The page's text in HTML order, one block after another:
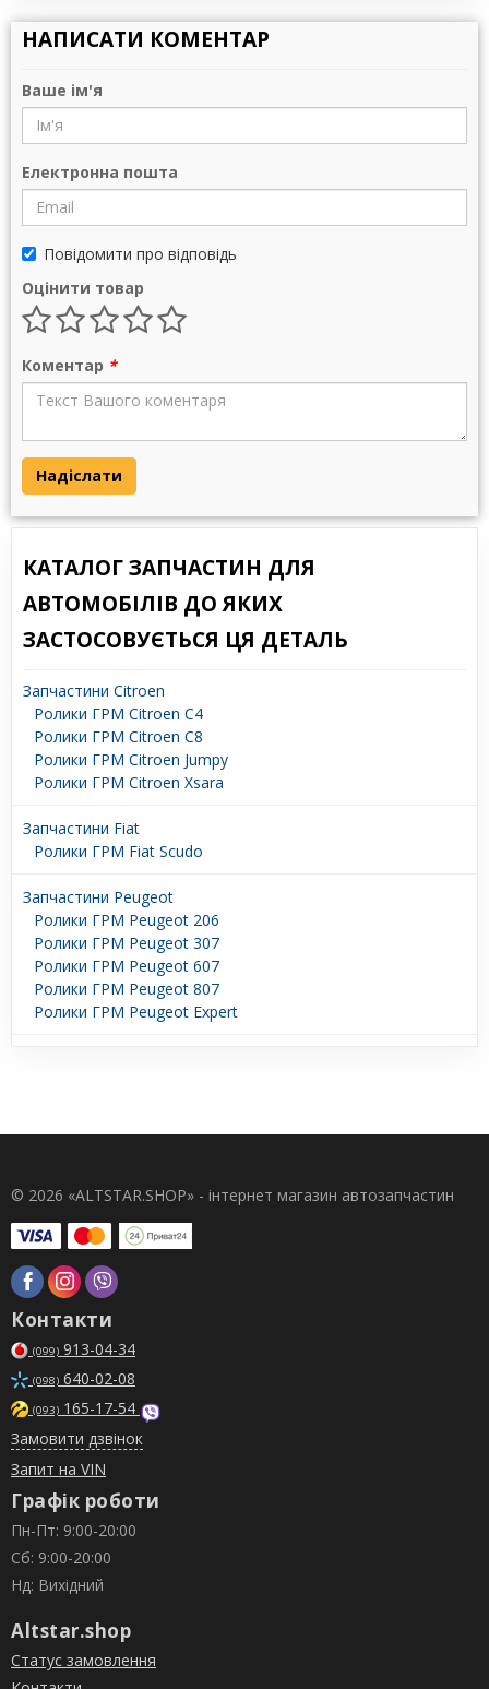
НАПИСАТИ КОМЕНТАР
Ваше ім'я
Електронна пошта
Повідомити про відповідь
Оцінити товар
Коментар *
Надіслати
КАТАЛОГ ЗАПЧАСТИН ДЛЯ
АВТОМОБІЛІВ ДО ЯКИХ
ЗАСТОСОВУЄТЬСЯ ЦЯ ДЕТАЛЬ
Запчастини Citroen
Ролики ГРМ Citroen C4
Ролики ГРМ Citroen C8
Ролики ГРМ Citroen Jumpy
Ролики ГРМ Citroen Xsara
Запчастини Fiat
Ролики ГРМ Fiat Scudo
Запчастини Peugeot
Ролики ГРМ Peugeot 206
Ролики ГРМ Peugeot 307
Ролики ГРМ Peugeot 607
Ролики ГРМ Peugeot 807
Ролики ГРМ Peugeot Expert
© 2026 «ALTSTAR.SHOP» - інтернет магазин автозапчастин
Контакти
(099) 913-04-34
(098) 640-02-08
(093) 165-17-54
Замовити дзвінок
Запит на VIN
Графік роботи
Пн-Пт: 9:00-20:00
Сб: 9:00-20:00
Нд: Вихідний
Altstar.shop
Статус замовлення